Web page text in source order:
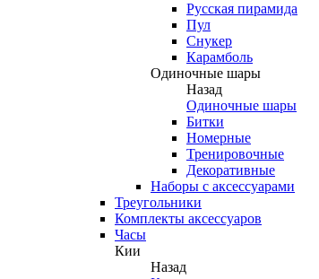
Русская пирамида
Пул
Снукер
Карамболь
Одиночные шары
Назад
Одиночные шары
Битки
Номерные
Тренировочные
Декоративные
Наборы с аксессуарами
Треугольники
Комплекты аксессуаров
Часы
Кии
Назад